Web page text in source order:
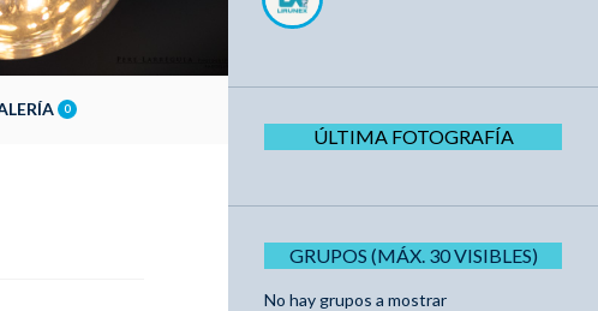
0
ÚLTIMA FOTOGRAFÍA
GRUPOS (MÁX. 30 VISIBLES)
No hay grupos a mostrar